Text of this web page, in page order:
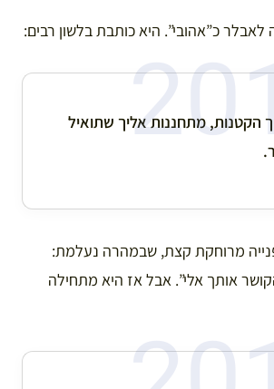
לאבלר כ”אהובי”. היא כותבת בלשון רבים:
הקטנות, מתחננות אליך שתואיל
מרוחקת קצת, שבמהרה נעלמת:
אותך אלי”. אבל אז היא מתחילה